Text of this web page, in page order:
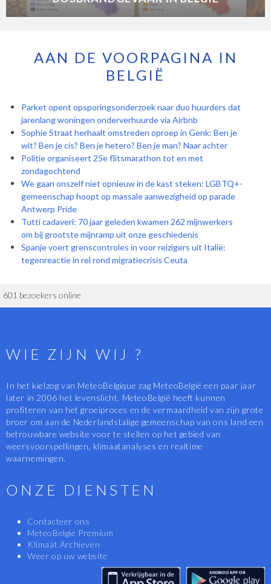
AAN DE VOORPAGINA IN
BELGIË
Parket opent opsporingsonderzoek naar duo huurders dat
jarenlang woningen onderverhuurde via Airbnb
Sophie Straat herhaalt omstreden oproep in Genk: Ben je
wit? Ben je cis? Ben je hetero? Ben je man? Naar achter
Politie organiseert 25e flitsmarathon tot en met
zondagochtend
We gaan onszelf niet opnieuw in de kast steken: LGBTQ+-
gemeenschap hoopt op massale aanwezigheid op parade
Antwerp Pride
Tutti cadaveri: 70 jaar geleden kwamen 262 mijnwerkers
om bij grootste mijnramp uit onze geschiedenis
Spanje voert grenscontroles in voor reizigers uit Italië:
tegenreactie in rel rond migratiecrisis Ceuta
601 bezoekers online
WIE ZIJN WIJ ?
In het kielzog van MeteoBelgique zag MeteoBelgië een paar jaar
later in 2006 het levenslicht. MeteoBelgië heeft kunnen
profiteren van het groeiproces en de vermaardheid van zijn grote
broer om aan de Nederlandstalige gemeenschap van ons land een
betrouwbare website voor te stellen op het gebied van
weersvoorspellingen, klimaatanalyses en realtime
waarnemingen.
ONZE DIENSTEN
Contacteer ons
MeteoBelgie Premium
Klimaat Archieven
Weer op uw website